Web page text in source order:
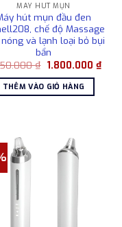
MÁY HÚT MỤN
hút mụn đầu đen
chế độ Massage
và lạnh loại bỏ bụi
bẩn
₫ Giá
là:
2.550.000 ₫.
1.800.000 ₫Giá
hiện
THÊM VÀO GIỎ HÀNG